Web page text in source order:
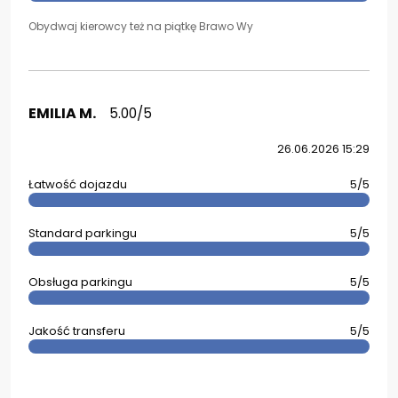
Obydwaj kierowcy też na piątkę Brawo Wy
EMILIA M. 5.00/5
26.06.2026 15:29
Łatwość dojazdu 5/5
Standard parkingu 5/5
Obsługa parkingu 5/5
Jakość transferu 5/5